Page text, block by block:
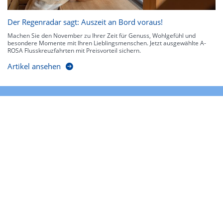
Der Regenradar sagt: Auszeit an Bord voraus!
Machen Sie den November zu Ihrer Zeit für Genuss, Wohlgefühl und
besondere Momente mit Ihren Lieblingsmenschen. Jetzt ausgewählte A-
ROSA Flusskreuzfahrten mit Preisvorteil sichern.
Artikel ansehen